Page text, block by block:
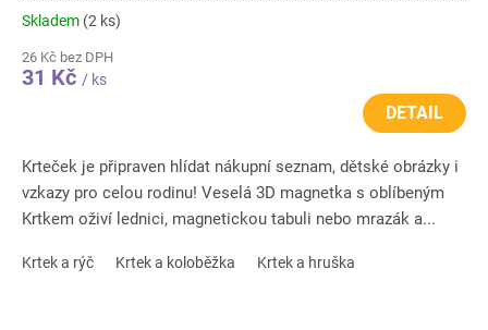
Skladem (2 ks)
26 Kč bez DPH
31 Kč / ks
DETAIL
Krteček je připraven hlídat nákupní seznam, dětské obrázky i
vzkazy pro celou rodinu! Veselá 3D magnetka s oblíbeným
Krtkem oživí lednici, magnetickou tabuli nebo mrazák a...
Krtek a rýč Krtek a koloběžka Krtek a hruška